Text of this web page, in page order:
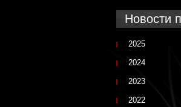
Новости
2025
2024
2023
2022